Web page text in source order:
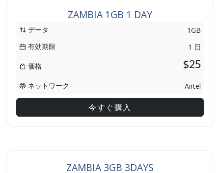
ZAMBIA 1GB 1 DAY
データ
1GB
有効期限
1 日
価格 $25
ネットワーク Airtel
今すぐ購入
ZAMBIA 3GB 3DAYS